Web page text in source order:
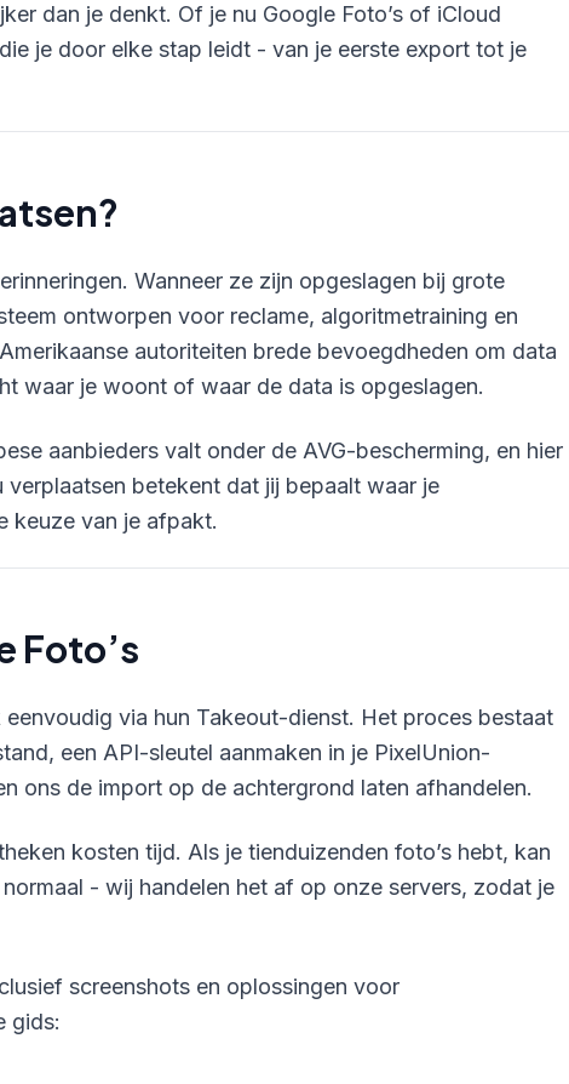
dan je denkt. Of je nu Google Foto’s of iCloud
je door elke stap leidt - van je eerste export tot je
Wanneer ze zijn opgeslagen bij grote
ontworpen voor reclame, algoritmetraining en
autoriteiten brede bevoegdheden om data
waar je woont of waar de data is opgeslagen.
aanbieders valt onder de AVG-bescherming, en hier
betekent dat jij bepaalt waar je
keuze van je afpakt.
Foto’s
via hun Takeout-dienst. Het proces bestaat
een API-sleutel aanmaken in je PixelUnion-
ons de import op de achtergrond laten afhandelen.
kosten tijd. Als je tienduizenden foto’s hebt, kan
- wij handelen het af op onze servers, zodat je
screenshots en oplossingen voor
gids: